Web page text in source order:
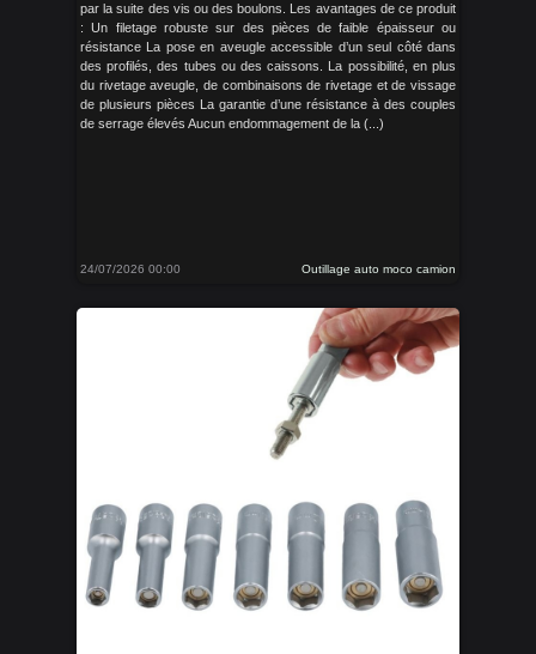
par la suite des vis ou des boulons. Les avantages de ce produit
: Un filetage robuste sur des pièces de faible épaisseur ou
résistance La pose en aveugle accessible d’un seul côté dans
des profilés, des tubes ou des caissons. La possibilité, en plus
du rivetage aveugle, de combinaisons de rivetage et de vissage
de plusieurs pièces La garantie d’une résistance à des couples
de serrage élevés Aucun endommagement de la (...)
24/07/2026 00:00 Outillage auto moco camion